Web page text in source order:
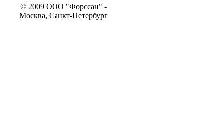
© 2009 ООО "Форссан" -
Москва, Санкт-Петербург